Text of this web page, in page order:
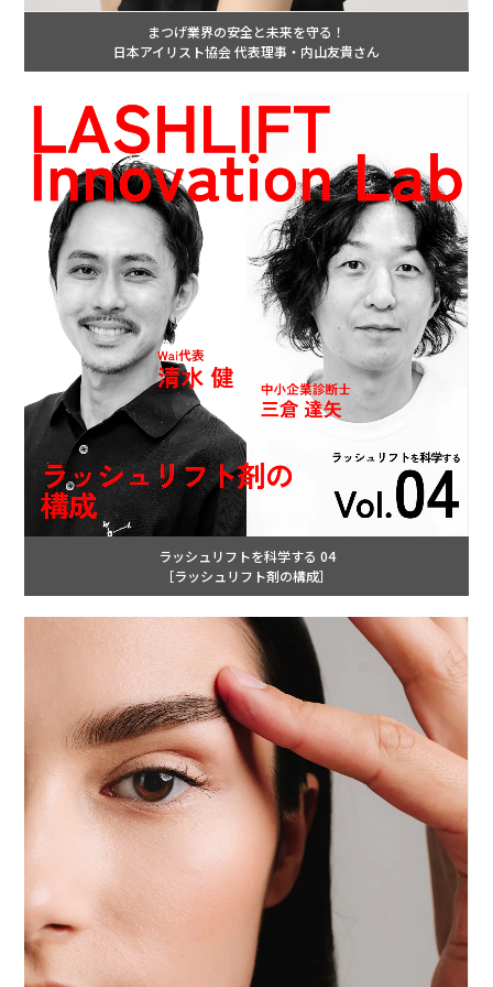
まつげ業界の安全と未来を守る！
日本アイリスト協会 代表理事・内山友貴さん
ラッシュリフトを科学する 04
［ラッシュリフト剤の構成］